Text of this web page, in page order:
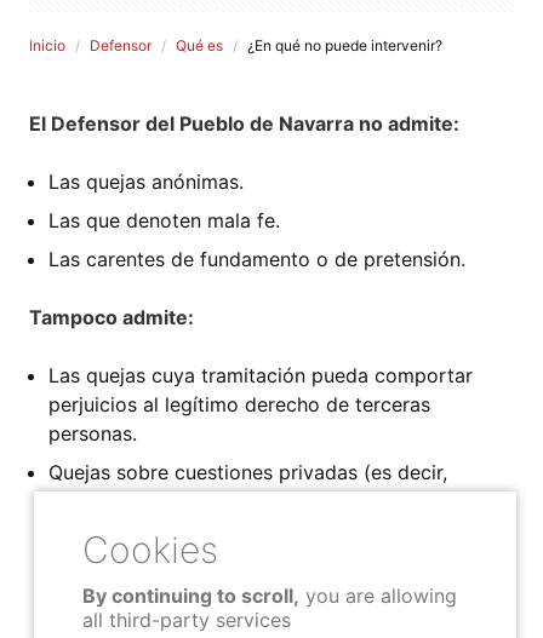
Inicio Defensor Qué es ¿En qué no puede intervenir?
El Defensor del Pueblo de Navarra no admite:
Las quejas anónimas.
Las que denoten mala fe.
Las carentes de fundamento o de pretensión.
Tampoco admite:
Las quejas cuya tramitación pueda comportar
perjuicios al legítimo derecho de terceras
personas.
Quejas sobre cuestiones privadas (es decir,
pleitos o disputas entre familiares, vecinos,
comerciantes, litigios por accidentes de
circulación, etc.) ni ningún otro tipo de queja en la
que el denunciado no sea la Administración o una
By continuing to scroll, you are allowing
all third-party services